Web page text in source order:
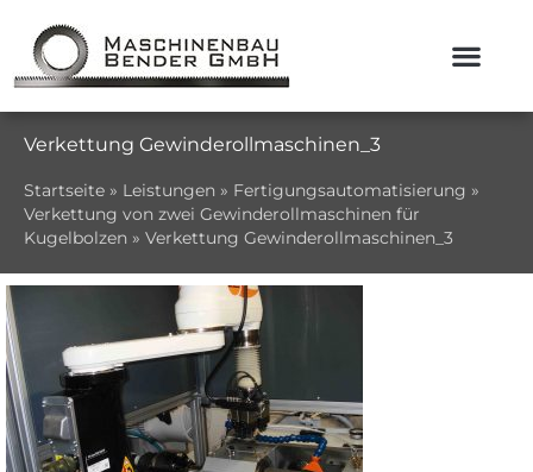
Verkettung Gewinderollmaschinen_3
Startseite » Leistungen » Fertigungsautomatisierung »
Verkettung von zwei Gewinderollmaschinen für
Kugelbolzen » Verkettung Gewinderollmaschinen_3